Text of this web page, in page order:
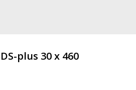
plus 30 х 460